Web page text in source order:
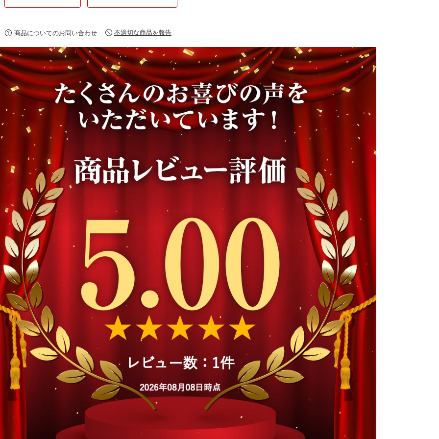
商品についてのお問い合わせ 不適切な商品を報告